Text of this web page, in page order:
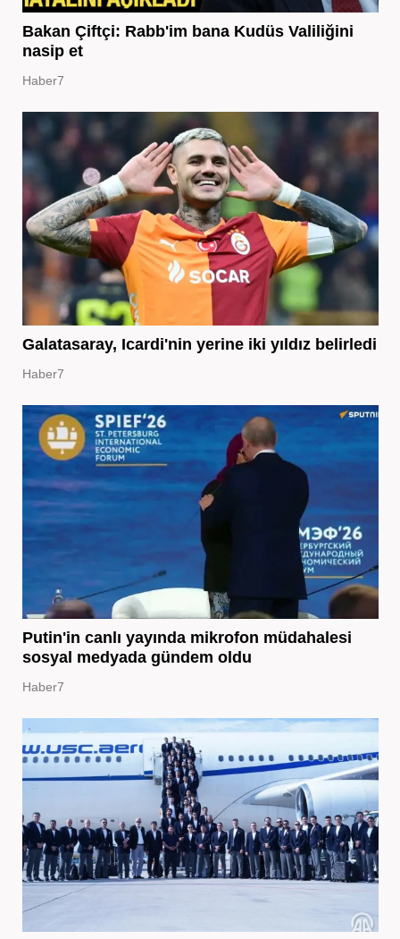
Bakan Çiftçi: Rabb'im bana Kudüs Valiliğini
nasip et
Haber7
Galatasaray, Icardi'nin yerine iki yıldız belirledi
Haber7
Putin'in canlı yayında mikrofon müdahalesi
sosyal medyada gündem oldu
Haber7